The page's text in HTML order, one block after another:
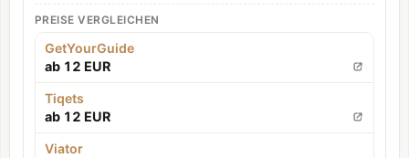
PREISE VERGLEICHEN
GetYourGuide
ab 12 EUR
Tiqets
ab 12 EUR
Viator